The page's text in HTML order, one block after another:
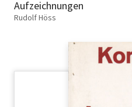
Gyermek- és ifjúsági
Aufzeichnungen
Rudolf Höss